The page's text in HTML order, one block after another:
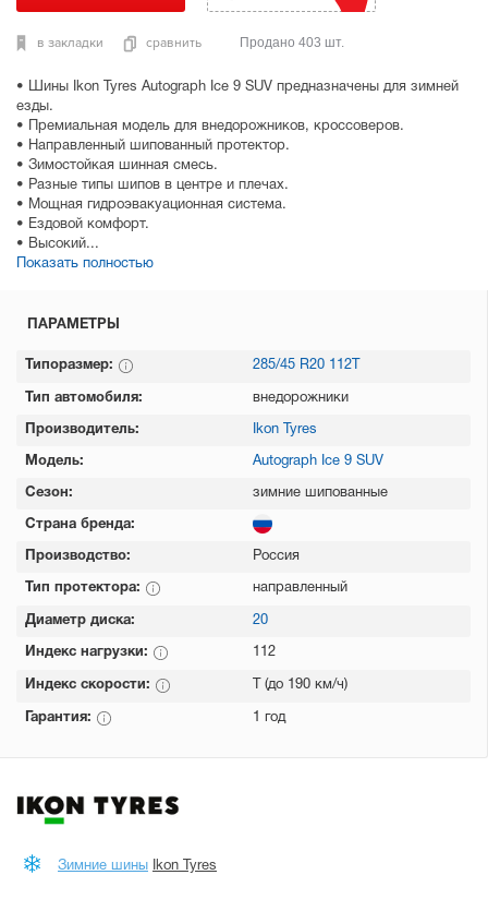
• Шины Ikon Tyres Autograph Ice 9 SUV предназначены для зимней
езды.
• Премиальная модель для внедорожников, кроссоверов.
• Направленный шипованный протектор.
• Зимостойкая шинная смесь.
• Разные типы шипов в центре и плечах.
• Мощная гидроэвакуационная система.
• Ездовой комфорт.
• Высокий...
Показать полностью
в закладки сравнить Продано 403 шт.
ПАРАМЕТРЫ
Типоразмер: 285/45 R20 112T
Тип автомобиля: внедорожники
Производитель: Ikon Tyres
Модель: Autograph Ice 9 SUV
Сезон: зимние шипованные
Страна бренда:
Производство: Россия
Тип протектора: направленный
Диаметр диска: 20
Индекс нагрузки: 112
Индекс скорости: T (до 190 км/ч)
Гарантия: 1 год
Зимние шины Ikon Tyres